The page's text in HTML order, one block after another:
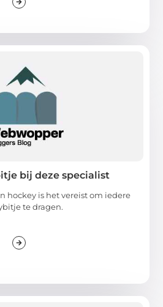
bij deze specialist
hockey is het vereist om iedere
te dragen.